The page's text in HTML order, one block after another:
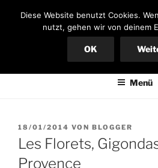
InhaltFERIENHAUS
ARDÈCHE
Bungalow in Südfrankreich, großer
Menü
VERÖFFENTLICHT
AM
18/01/2014 VON BLOGGER
Les Florets,
Provence
Diese Website benutzt Cookies.
nutzt, gehen wir von deinem
OK